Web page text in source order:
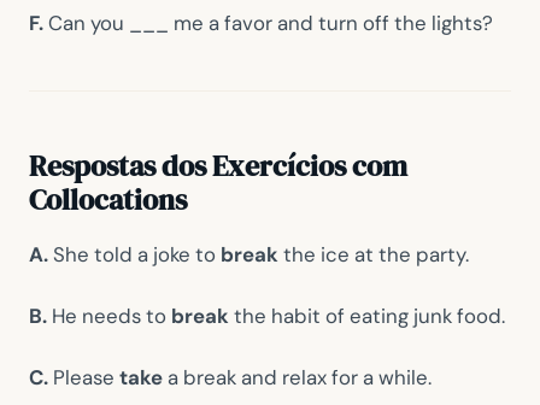
F.Can you ___ me a favor and turn off the lights?
Respostas dos Exercícios com
Collocations
A. She told a joke to breakthe ice at the party.
B. He needs to breakthe habit of eating junk food.
C. Please take a break and relax for a while.